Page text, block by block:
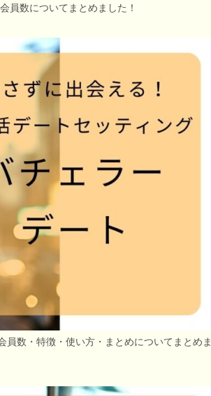
員数についてまとめました！
員数・特徴・使い方・まとめについてまとめま